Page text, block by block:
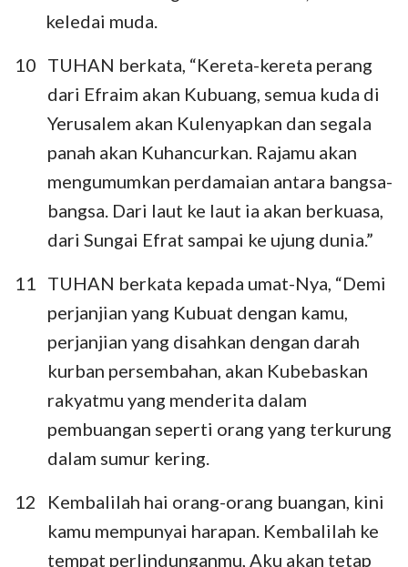
keledai muda.
10 TUHAN berkata, “Kereta-kereta perang
dari Efraim akan Kubuang, semua kuda di
Yerusalem akan Kulenyapkan dan segala
panah akan Kuhancurkan. Rajamu akan
mengumumkan perdamaian antara bangsa-
bangsa. Dari laut ke laut ia akan berkuasa,
dari Sungai Efrat sampai ke ujung dunia.”
11
TUHAN berkata kepada umat-Nya, “Demi
perjanjian yang Kubuat dengan kamu,
perjanjian yang disahkan dengan darah
kurban persembahan, akan Kubebaskan
rakyatmu yang menderita dalam
pembuangan seperti orang yang terkurung
dalam sumur kering.
12
Kembalilah hai orang-orang buangan, kini
kamu mempunyai harapan. Kembalilah ke
tempat perlindunganmu, Aku akan tetap